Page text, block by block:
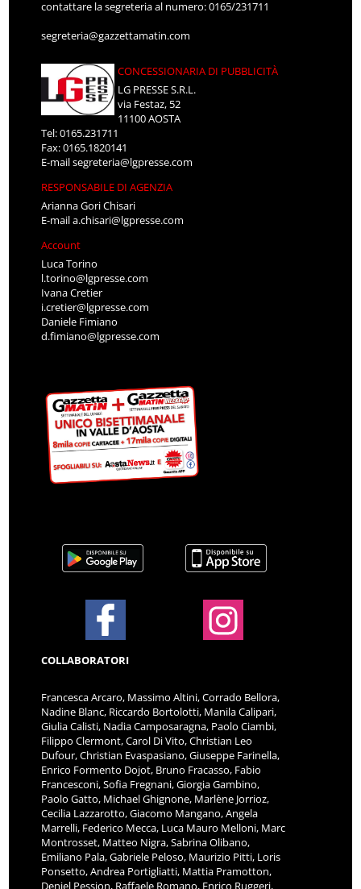
contattare la segreteria al numero: 0165/231711
segreteria@gazzettamatin.com
CONCESSIONARIA DI PUBBLICITÀ
LG PRESSE S.R.L.
via Festaz, 52
11100 AOSTA
Tel: 0165.231711
Fax: 0165.1820141
E-mailsegreteria@lgpresse.com
RESPONSABILE DI AGENZIA
Arianna Gori Chisari
E-maila.chisari@lgpresse.com
Account
Luca Torino
l.torino@lgpresse.com
Ivana Cretier
i.cretier@lgpresse.com
Daniele Fimiano
d.fimiano@lgpresse.com
COLLABORATORI
Francesca Arcaro, Massimo Altini, Corrado Bellora,
Nadine Blanc, Riccardo Bortolotti, Manila Calipari,
Giulia Calisti, Nadia Camposaragna, Paolo Ciambi,
Filippo Clermont, Carol Di Vito, Christian Leo
Dufour, Christian Evaspasiano, Giuseppe Farinella,
Enrico Formento Dojot, Bruno Fracasso, Fabio
Francesconi, Sofia Fregnani, Giorgia Gambino,
Paolo Gatto, Michael Ghignone, Marlène Jorrioz,
Cecilia Lazzarotto, Giacomo Mangano, Angela
Marrelli, Federico Mecca, Luca Mauro Melloni, Marc
Montrosset, Matteo Nigra, Sabrina Olibano,
Emiliano Pala, Gabriele Peloso, Maurizio Pitti, Loris
Ponsetto, Andrea Portigliatti, Mattia Pramotton,
Deniel Pession, Raffaele Romano, Enrico Ruggeri,